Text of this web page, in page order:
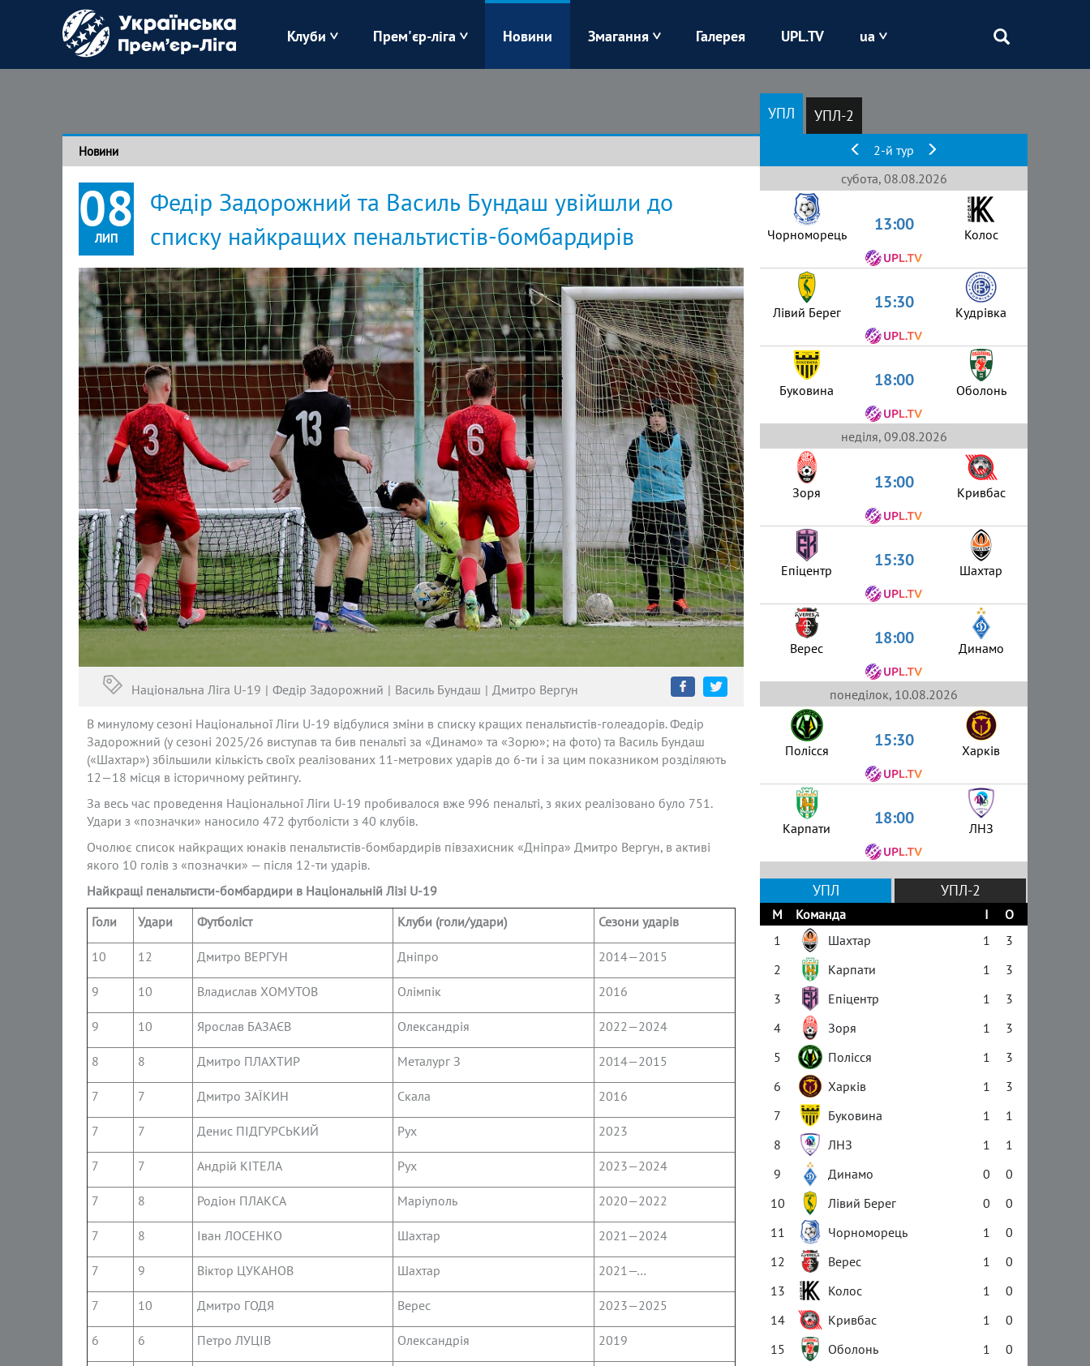
Клуби
Зоря Карпати Колос Кривбас
Кудрівка Оболонь
Чорноморець
Прем'єр-ліга Новини Змагання Галерея UPL.TV ua
Новини
08
ЛИП
Федір Задорожний та Василь Бундаш увійшли до
списку найкращих пенальтистів-бомбардирів
Національна Ліга U-19 Федір Задорожний Василь Бундаш Дмитро Вергун
В минулому сезоні Національної Ліги U-19 відбулися зміни в списку кращих пенальтистів-голеадорів. Федір
Задорожний (у сезоні 2025/26 виступав та бив пенальті за «Динамо» та «Зорю»; на фото) та Василь Бундаш
(«Шахтар») збільшили кількість своїх реалізованих 11-метрових ударів до 6-ти і за цим показником розділяють
12—18 місця в історичному рейтингу.
За весь час проведення Національної Ліги U-19 пробивалося вже 996 пенальті, з яких реалізовано було 751.
Удари з «позначки» наносило 472 футболісти з 40 клубів.
Очолює список найкращих юнаків пенальтистів-бомбардирів півзахисник «Дніпра» Дмитро Вергун, в активі
якого 10 голів з «позначки» — після 12-ти ударів.
Найкращі пенальтисти-бомбардири в Національній Лізі U-19
Голи
Удари Футболіст Клуби (голи/удари) Сезони ударів
10 12 Дмитро ВЕРГУН Дніпро 2014—2015
9 10 Владислав ХОМУТОВ Олімпік 2016
9 10 Ярослав БАЗАЄВ Олександрія 2022—2024
8 8 Дмитро ПЛАХТИР Металург З 2014—2015
7 7 Дмитро ЗАЇКИН Скала 2016
7 7 Денис ПІДГУРСЬКИЙ Рух 2023
7 7 Андрій КІТЕЛА Рух 2023—2024
7 8 Родіон ПЛАКСА Маріуполь 2020—2022
7 8 Іван ЛОСЕНКО Шахтар 2021—2024
7 9 Віктор ЦУКАНОВ Шахтар 2021—…
7 10 Дмитро ГОДЯ Верес 2023—2025
6 6 Петро ЛУЦІВ Олександрія 2019
УПЛ УПЛ-2
2-й тур
субота, 08.08.2026
Чорноморець 13:00 Колос
Лівий Берег 15:30 Кудрівка
Буковина 18:00 Оболонь
неділя, 09.08.2026
Зоря 13:00 Кривбас
Епіцентр 15:30 Шахтар
Верес 18:00 Динамо
понеділок, 10.08.2026
Полісся 15:30 Харків
Карпати 18:00 ЛНЗ
УПЛ УПЛ-2
М Команда І
О
1
Шахтар 1
3
2
Карпати 1
3
3
Епіцентр 1
3
4
Зоря 1
3
5
Полісся 1
3
6
Харків 1
3
7
Буковина 1
1
8
ЛНЗ 1
1
9
Динамо 0
0
10
Лівий Берег 0
0
11
Чорноморець 1
0
12
Верес 1
0
13
Колос 1
0
14
Кривбас 1
0
15
Оболонь 1
0